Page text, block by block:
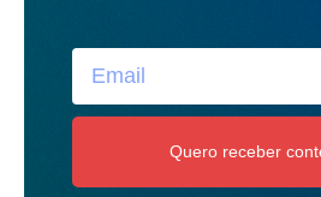
Quero receber